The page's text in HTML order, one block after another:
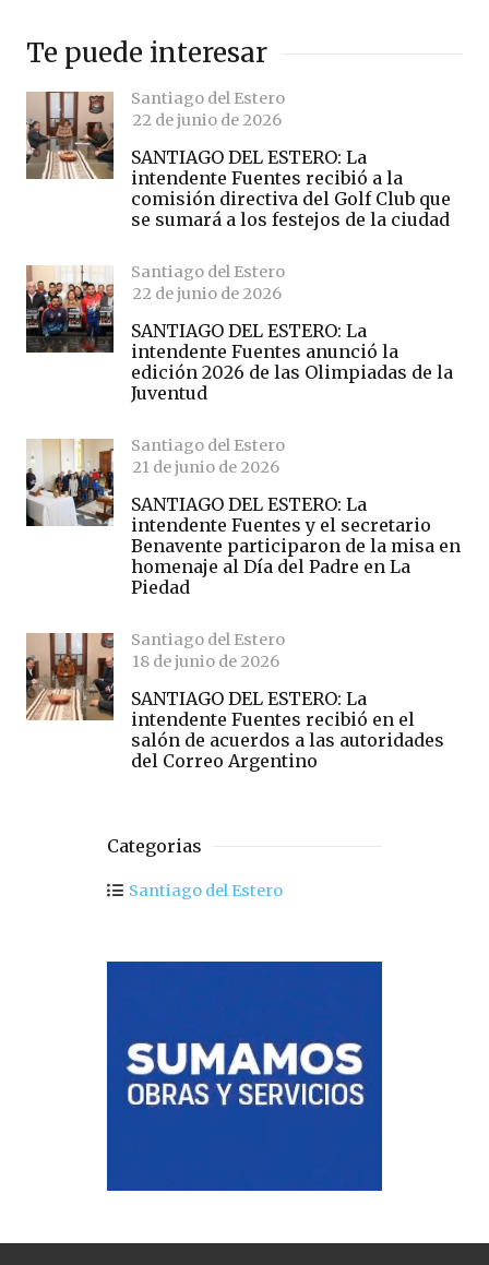
Te puede interesar
Santiago del Estero
22 de junio de 2026
SANTIAGO DEL ESTERO: La
intendente Fuentes recibió a la
comisión directiva del Golf Club que
se sumará a los festejos de la ciudad
Santiago del Estero
22 de junio de 2026
SANTIAGO DEL ESTERO: La
intendente Fuentes anunció la
edición 2026 de las Olimpiadas de la
Juventud
Santiago del Estero
21 de junio de 2026
SANTIAGO DEL ESTERO: La
intendente Fuentes y el secretario
Benavente participaron de la misa en
homenaje al Día del Padre en La
Piedad
Santiago del Estero
18 de junio de 2026
SANTIAGO DEL ESTERO: La
intendente Fuentes recibió en el
salón de acuerdos a las autoridades
del Correo Argentino
Categorias
Santiago del Estero